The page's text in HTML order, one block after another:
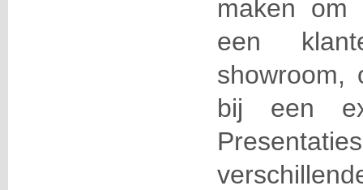
maken om
een
showroom,
bij een